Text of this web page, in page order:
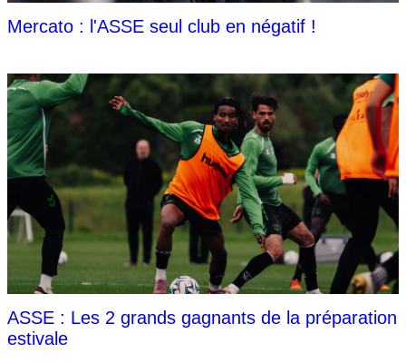
Mercato : l'ASSE seul club en négatif !
ASSE : Les 2 grands gagnants de la préparation
estivale